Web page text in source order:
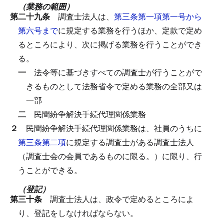
（業務の範囲）
第二十九条 調査士法人は、 第三条第一項第一号から
第六号までに規定する業務を行うほか、定款で定め
るところにより、次に掲げる業務を行うことができ
る。
一 法令等に基づきすべての調査士が行うことがで
きるものとして法務省令で定める業務の全部又は
一部
二 民間紛争解決手続代理関係業務
２ 民間紛争解決手続代理関係業務は、社員のうちに
第三条第二項に規定する調査士がある調査士法人
（調査士会の会員であるものに限る。）に限り、行
うことができる。
（登記）
第三十条 調査士法人は、政令で定めるところによ
り、登記をしなければならない。